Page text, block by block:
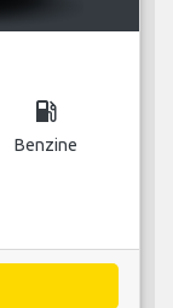
local_gas_station
Benzine